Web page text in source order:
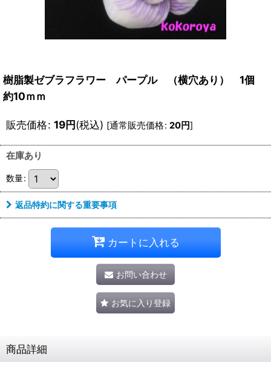
樹脂製ゼブラフラワー パープル （横穴あり） 1個
約10ｍｍ
販売価格: 19円(税込) [通常販売価格: 20円]
在庫あり
数量:
返品特約に関する重要事項
カートに入れる
お問い合わせ
お気に入り登録
商品詳細